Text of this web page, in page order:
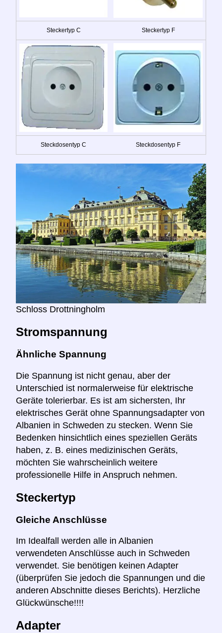
Steckertyp C Steckertyp F
Steckdosentyp C Steckdosentyp F
Schloss Drottningholm
Stromspannung
Ähnliche Spannung
Die Spannung ist nicht genau, aber der
Unterschied ist normalerweise für elektrische
Geräte tolerierbar. Es ist am sichersten, Ihr
elektrisches Gerät ohne Spannungsadapter von
Albanien in Schweden zu stecken. Wenn Sie
Bedenken hinsichtlich eines speziellen Geräts
haben, z. B. eines medizinischen Geräts,
möchten Sie wahrscheinlich weitere
professionelle Hilfe in Anspruch nehmen.
Steckertyp
Gleiche Anschlüsse
Im Idealfall werden alle in Albanien
verwendeten Anschlüsse auch in Schweden
verwendet. Sie benötigen keinen Adapter
(überprüfen Sie jedoch die Spannungen und die
anderen Abschnitte dieses Berichts). Herzliche
Glückwünsche!!!!
Adapter